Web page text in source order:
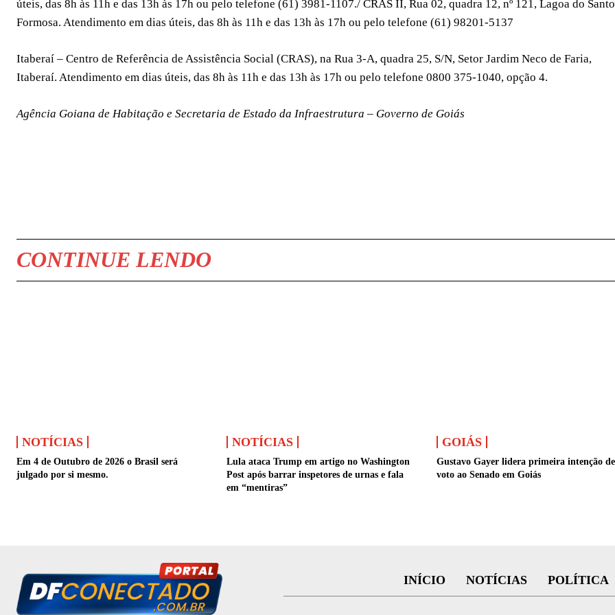
úteis, das 8h às 11h e das 13h às 17h ou pelo telefone (61) 3981-1107./ CRAS II, Rua 02, quadra 12, nº 121, Lagoa do
Formosa. Atendimento em dias úteis, das 8h às 11h e das 13h às 17h ou pelo telefone (61) 98201-5137
Itaberaí – Centro de Referência de Assistência Social (CRAS), na Rua 3-A, quadra 25, S/N, Setor Jardim Neco de Faria,
Itaberaí. Atendimento em dias úteis, das 8h às 11h e das 13h às 17h ou pelo telefone 0800 375-1040, opção 4.
Agência Goiana de Habitação e Secretaria de Estado da Infraestrutura – Governo de Goiás
CONTINUE LENDO
NOTÍCIAS
Em 4 de Outubro de 2026 o Brasil será
julgado por si mesmo.
NOTÍCIAS
Lula ataca Trump em artigo no Washington
Post após barrar inspetores de urnas e fala
em “mentiras”
GOIÁS
Gustavo Gayer lidera primeira intenção de
voto ao Senado em Goiás
INÍCIO NOTÍCIAS POLÍTICA